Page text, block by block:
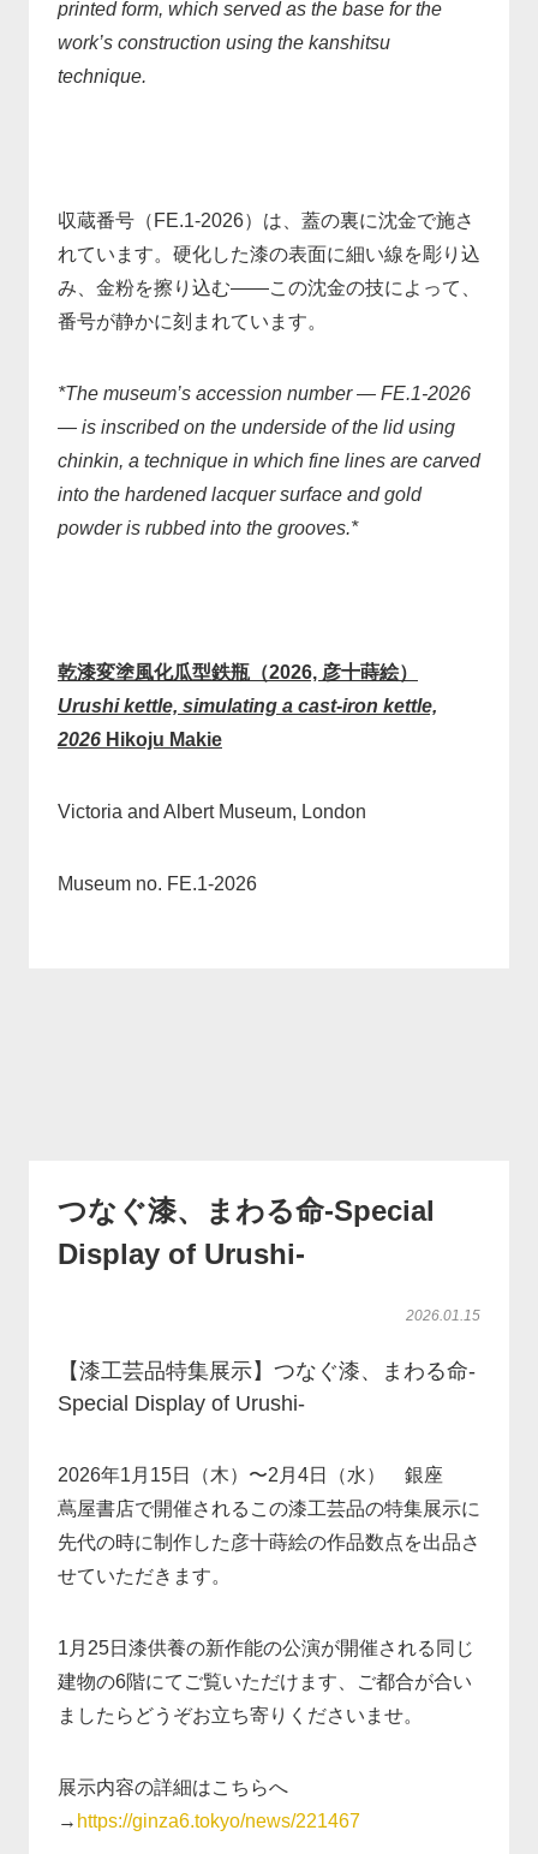
printed form, which served as the base for the
work’s construction using the kanshitsu
technique.
収蔵番号（FE.1-2026）は、蓋の裏に沈金で施さ
れています。硬化した漆の表面に細い線を彫り込
み、金粉を擦り込む——この沈金の技によって、
番号が静かに刻まれています。
*The museum’s accession number — FE.1-2026
— is inscribed on the underside of the lid using
chinkin, a technique in which fine lines are carved
into the hardened lacquer surface and gold
powder is rubbed into the grooves.*
乾漆変塗風化瓜型鉄瓶（2026, 彦十蒔絵）
Urushi kettle, simulating a cast-iron kettle,
2026 Hikoju Makie
Victoria and Albert Museum, London
Museum no. FE.1-2026
つなぐ漆、まわる命-Special
Display of Urushi-
2026.01.15
【漆工芸品特集展示】つなぐ漆、まわる命-
Special Display of Urushi-
2026年1月15日（木）〜2月4日（水） 銀座
蔦屋書店で開催されるこの漆工芸品の特集展示に
先代の時に制作した彦十蒔絵の作品数点を出品さ
せていただきます。
1月25日漆供養の新作能の公演が開催される同じ
建物の6階にてご覧いただけます、ご都合が合い
ましたらどうぞお立ち寄りくださいませ。
展示内容の詳細はこちらへ
→ https://ginza6.tokyo/news/221467